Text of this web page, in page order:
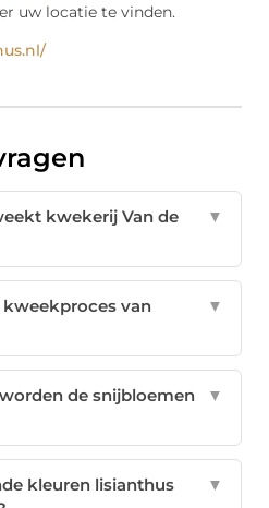
uw locatie te vinden.
kwekerij Van de
▼
van
▼
de snijbloemen
▼
kleuren lisianthus
▼